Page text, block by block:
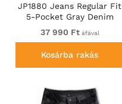
JP1880 Jeans Regular Fit
5-Pocket Gray Denim
37 990 Ftáfával
Kosárba rakás